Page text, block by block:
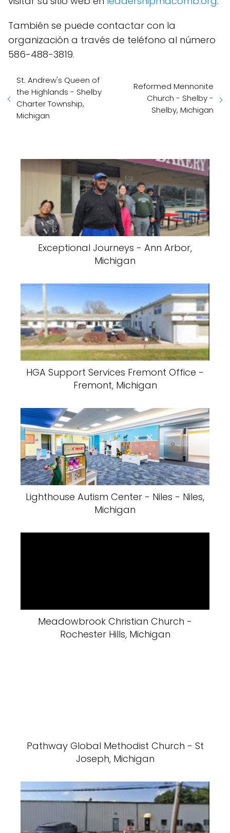
También se puede contactar con la
organización a través de teléfono al número
586-488-3819.
St. Andrew's Queen of
the Highlands - Shelby
Charter Township,
Michigan
Reformed Mennonite
Church - Shelby -
Shelby, Michigan
Exceptional Journeys - Ann Arbor,
Michigan
HGA Support Services Fremont Office -
Fremont, Michigan
Lighthouse Autism Center - Niles - Niles,
Michigan
Meadowbrook Christian Church -
Rochester Hills, Michigan
Pathway Global Methodist Church - St
Joseph, Michigan